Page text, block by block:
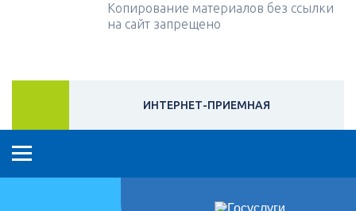
Копирование материалов без ссылки
на сайт запрещено
ИНТЕРНЕТ-ПРИЕМНАЯ